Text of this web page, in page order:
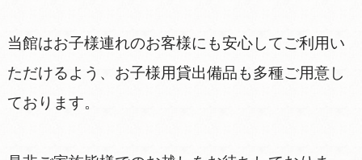
当館はお子様連れのお客様にも安心してご利用い
ただけるよう、お子様用貸出備品も多種ご用意し
ております。